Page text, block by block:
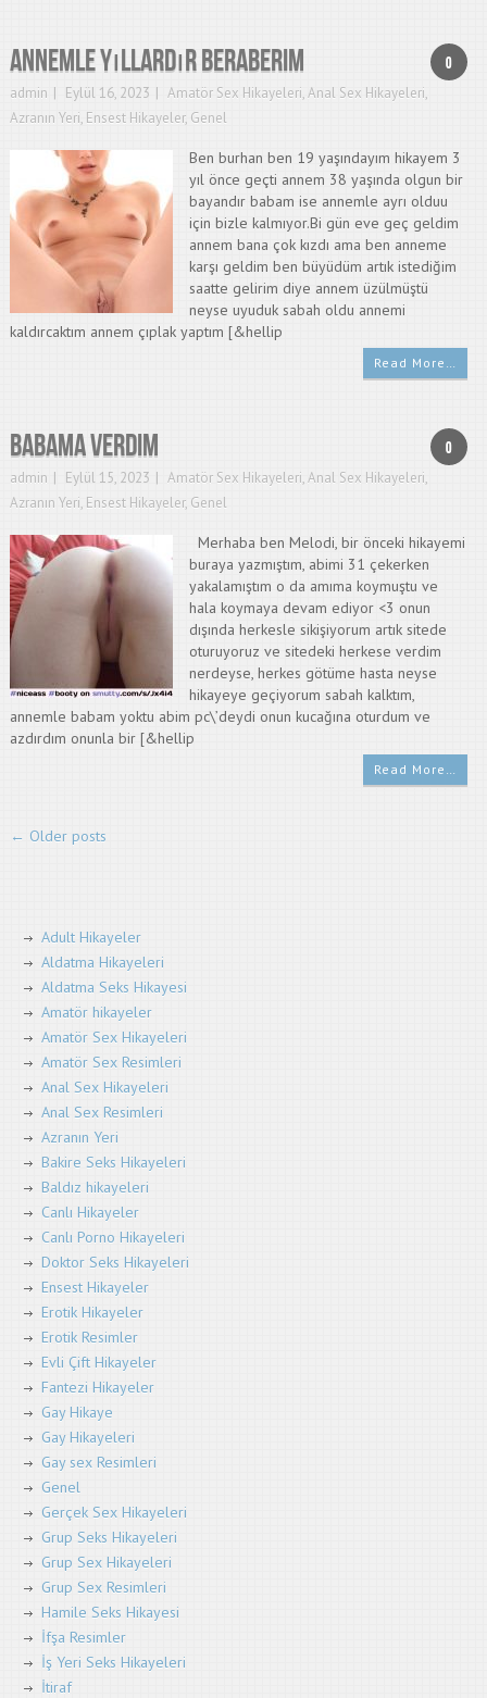
0
Annemle yıllardır beraberim
admin Eylül 16, 2023 Amatör Sex Hikayeleri,Anal Sex Hikayeleri,
Azranın Yeri, Ensest Hikayeler, Genel
Ben burhan ben 19 yaşındayım hikayem 3
yıl önce geçti annem 38 yaşında olgun bir
bayandır babam ise annemle ayrı olduu
için bizle kalmıyor.Bi gün eve geç geldim
annem bana çok kızdı ama ben anneme
karşı geldim ben büyüdüm artık istediğim
saatte gelirim diye annem üzülmüştü
neyse uyuduk sabah oldu annemi
kaldırcaktım annem çıplak yaptım [&hellip
Read More…
0
Babama Verdim
admin Eylül 15, 2023 Amatör Sex Hikayeleri,Anal Sex Hikayeleri,
Azranın Yeri, Ensest Hikayeler, Genel
Merhaba ben Melodi, bir önceki hikayemi
buraya yazmıştım, abimi 31 çekerken
yakalamıştım o da amıma koymuştu ve
hala koymaya devam ediyor <3 onun
dışında herkesle sikişiyorum artık sitede
oturuyoruz ve sitedeki herkese verdim
nerdeyse, herkes götüme hasta neyse
hikayeye geçiyorum sabah kalktım,
annemle babam yoktu abim pc\’deydi onun kucağına oturdum ve
azdırdım onunla bir [&hellip
Read More…
← Older posts
Adult Hikayeler
Aldatma Hikayeleri
Aldatma Seks Hikayesi
Amatör hikayeler
Amatör Sex Hikayeleri
Amatör Sex Resimleri
Anal Sex Hikayeleri
Anal Sex Resimleri
Azranın Yeri
Bakire Seks Hikayeleri
Baldız hikayeleri
Canlı Hikayeler
Canlı Porno Hikayeleri
Doktor Seks Hikayeleri
Ensest Hikayeler
Erotik Hikayeler
Erotik Resimler
Evli Çift Hikayeler
Fantezi Hikayeler
Gay Hikaye
Gay Hikayeleri
Gay sex Resimleri
Genel
Gerçek Sex Hikayeleri
Grup Seks Hikayeleri
Grup Sex Hikayeleri
Grup Sex Resimleri
Hamile Seks Hikayesi
İfşa Resimler
İş Yeri Seks Hikayeleri
İtiraf